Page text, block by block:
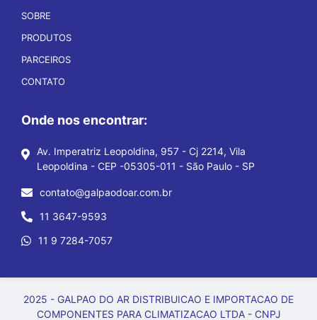
SOBRE
PRODUTOS
PARCEIROS
CONTATO
Onde nos encontrar:
Av. Imperatriz Leopoldina, 957 - Cj 2214, Vila
Leopoldina - CEP -05305-011 - São Paulo - SP
contato@galpaodoar.com.br
11 3647-9593
11 9 7284-7057
2025 - GALPAO DO AR DISTRIBUICAO E IMPORTACAO DE
COMPONENTES PARA CLIMATIZACAO LTDA - CNPJ